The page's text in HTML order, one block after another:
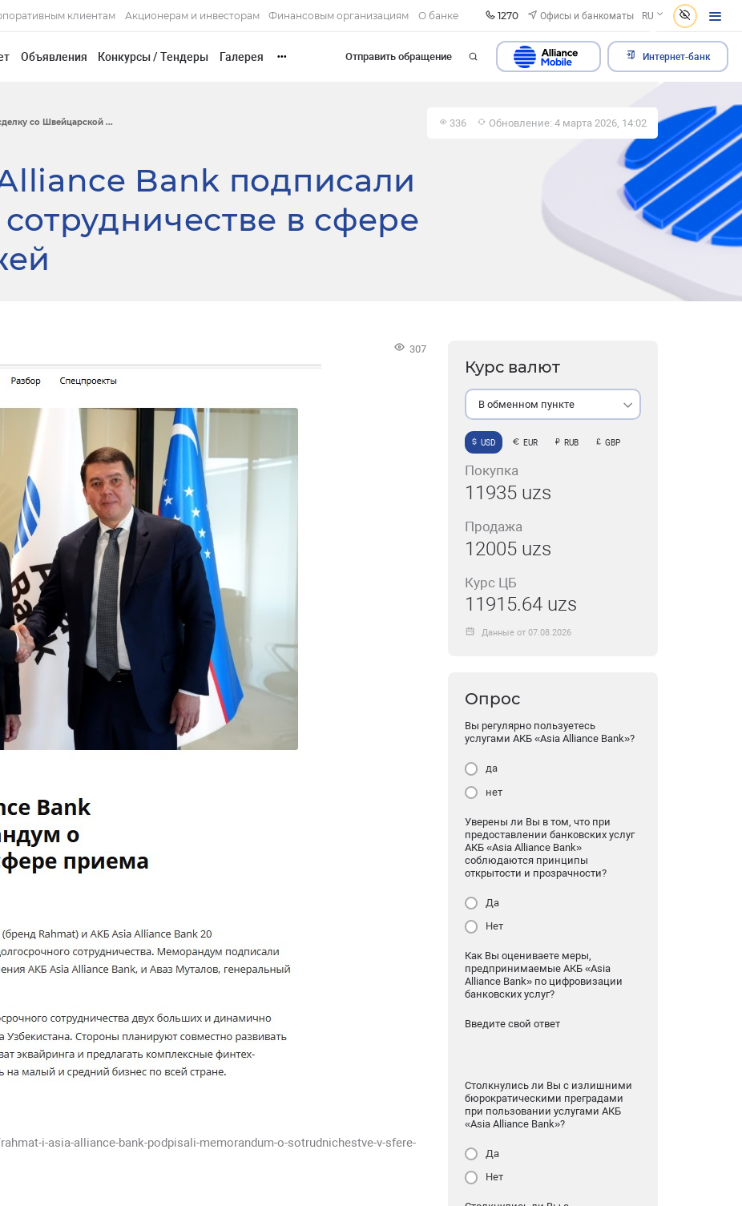
клиентам Акционерам и инвесторам Финансовым организациям О банке 1270 Офисы и банкоматы RU
Объявления Конкурсы / Тендеры Галерея ••• Отправить обращение Интернет-банк
со Швейцарской ... 336 Обновление: 4 марта 2026, 14:02
Bank подписали
в сфере
307
i-asia-alliance-bank-podpisali-memorandum-o-sotrudnichestve-v-sfere-
Курс валют
В обменном пункте
USD EUR RUB GBP
Покупка
11935 uzs
Продажа
12005 uzs
Курс ЦБ
11915.64 uzs
Данные от 07.08.2026
Опрос
Вы регулярно пользуетесь
услугами АКБ «Asia Alliance Bank»?
да
нет
Уверены ли Вы в том, что при
предоставлении банковских услуг
АКБ «Asia Alliance Bank»
соблюдаются принципы
открытости и прозрачности?
Да
Нет
Как Вы оцениваете меры,
предпринимаемые АКБ «Asia
Alliance Bank» по цифровизации
банковских услуг?
Введите свой ответ
Столкнулись ли Вы с излишними
бюрократическими преградами
при пользовании услугами АКБ
«Asia Alliance Bank»?
Да
Нет